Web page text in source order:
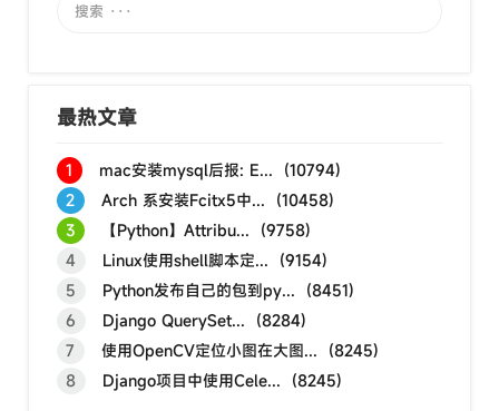
最热文章
1
mac安装mysql后报: E... (10794)
2
Arch 系安装Fcitx5中... (10458)
3
【Python】Attribu... (9758)
4
Linux使用shell脚本定... (9154)
5
Python发布自己的包到py... (8451)
6
Django QuerySet... (8284)
7
使用OpenCV定位小图在大图... (8245)
8
Django项目中使用Cele... (8245)